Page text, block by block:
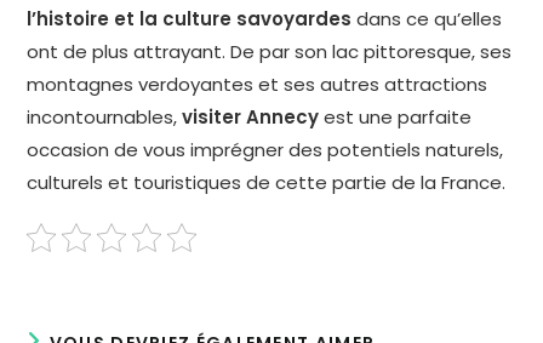
l’histoire et la culture savoyardes dans ce qu’elles
ont de plus attrayant. De par son lac pittoresque, ses
montagnes verdoyantes et ses autres attractions
incontournables,visiter Annecyest une parfaite
occasion de vous imprégner des potentiels naturels,
culturels et touristiques de cette partie de la France.